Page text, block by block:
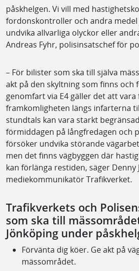
påskhelgen. Vi vill med
fordonskontroller och andra
undvika allvarliga olyckor eller
Andreas Fyhr, polisinsatschef för
– För bilister som ska till själva
akt på den skyltning som finns och
genomfart via E4 gäller det att
framkomligheten längs infarterna
stundtals kan vara starkt
förmiddagen på långfredagen och
försöker undvika störande
men det finns vägbyggen där
kan förlänga restiden, säger Denny
mediekommunikatör Trafikverket.
Trafikverkets och
som ska till
Jönköping under
Förvänta dig köer. Ge akt på
mässområdet.